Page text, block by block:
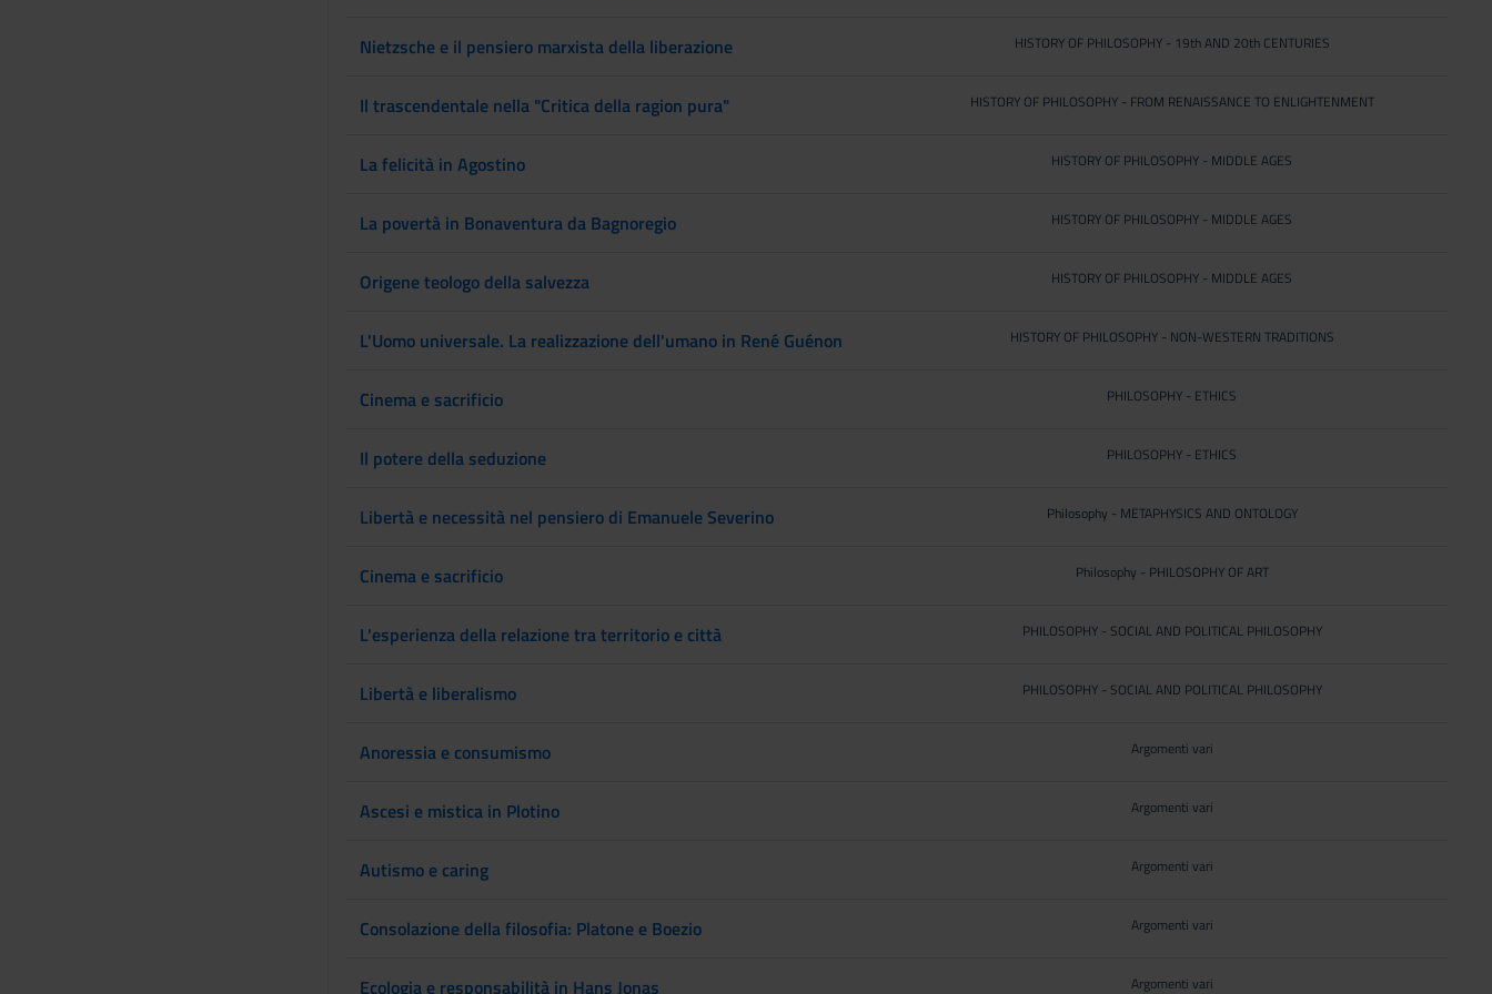
Nietzsche e il pensiero marxista della liberazione HISTORY OF PHILOSOPHY - 19th AND 20th CENTURIES
Il trascendentale nella "Critica della ragion pura" HISTORY OF PHILOSOPHY - FROM RENAISSANCE TO ENLIGHTENMENT
La felicità in Agostino HISTORY OF PHILOSOPHY - MIDDLE AGES
La povertà in Bonaventura da Bagnoregio HISTORY OF PHILOSOPHY - MIDDLE AGES
Origene teologo della salvezza HISTORY OF PHILOSOPHY - MIDDLE AGES
L'Uomo universale. La realizzazione dell'umano in René Guénon HISTORY OF PHILOSOPHY - NON-WESTERN TRADITIONS
Cinema e sacrificio PHILOSOPHY - ETHICS
Il potere della seduzione PHILOSOPHY - ETHICS
Libertà e necessità nel pensiero di Emanuele Severino Philosophy - METAPHYSICS AND ONTOLOGY
Cinema e sacrificio Philosophy - PHILOSOPHY OF ART
L'esperienza della relazione tra territorio e città PHILOSOPHY - SOCIAL AND POLITICAL PHILOSOPHY
Libertà e liberalismo PHILOSOPHY - SOCIAL AND POLITICAL PHILOSOPHY
Anoressia e consumismo Argomenti vari
Ascesi e mistica in Plotino Argomenti vari
Autismo e caring Argomenti vari
Consolazione della filosofia: Platone e Boezio Argomenti vari
Ecologia e responsabilità in Hans Jonas Argomenti vari